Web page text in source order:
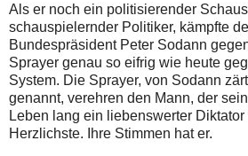
Als er noch ein politisierender
schauspielernder Politiker, kämpfte
Bundespräsident Peter Sodann
Sprayer genau so eifrig wie heute
System. Die Sprayer, von Sodann
genannt, verehren den Mann, der
Leben lang ein liebenswerter
Herzlichste. Ihre Stimmen hat er.